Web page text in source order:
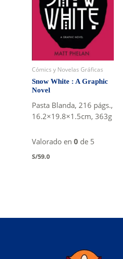
Cómics y Novelas Gráficas
Snow White : A Graphic
Novel
Pasta Blanda, 216 págs.,
16.2×19.8×1.5cm, 363g
Valorado en0 de 5
S/59.0